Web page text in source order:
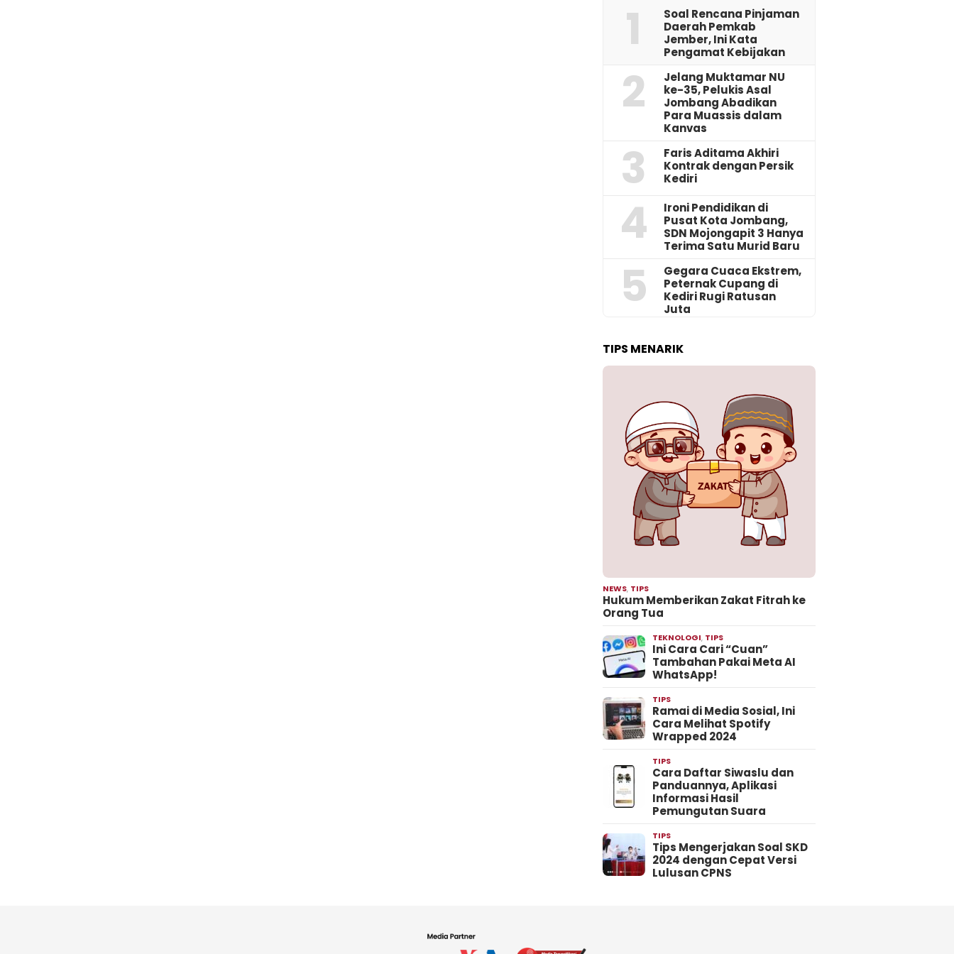
1
‎Soal Rencana Pinjaman
Daerah Pemkab
Jember, Ini Kata
Pengamat Kebijakan ‎
2
Jelang Muktamar NU
ke-35, Pelukis Asal
Jombang Abadikan
Para Muassis dalam
Kanvas
3
Faris Aditama Akhiri
Kontrak dengan Persik
Kediri
4
Ironi Pendidikan di
Pusat Kota Jombang,
SDN Mojongapit 3 Hanya
Terima Satu Murid Baru
5
‎Gegara Cuaca Ekstrem,
Peternak Cupang di
Kediri Rugi Ratusan
Juta
TIPS MENARIK
NEWS, TIPS
Hukum Memberikan Zakat Fitrah ke
Orang Tua
TEKNOLOGI, TIPS
Ini Cara Cari “Cuan”
Tambahan Pakai Meta AI
WhatsApp!
TIPS
Ramai di Media Sosial, Ini
Cara Melihat Spotify
Wrapped 2024
TIPS
Cara Daftar Siwaslu dan
Panduannya, Aplikasi
Informasi Hasil
Pemungutan Suara
TIPS
Tips Mengerjakan Soal SKD
2024 dengan Cepat Versi
Lulusan CPNS